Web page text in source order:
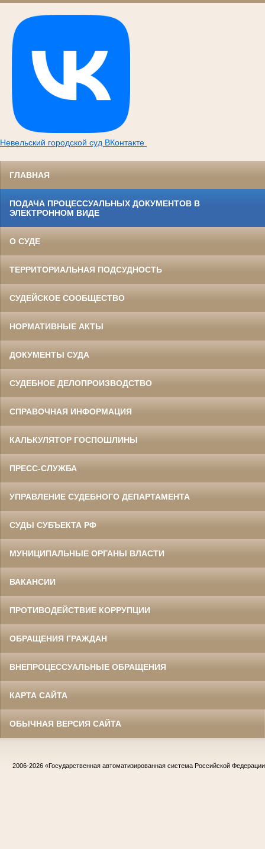
Невельский городской суд ВКонтакте
ГЛАВНАЯ
ПОДАЧА ПРОЦЕССУАЛЬНЫХ ДОКУМЕНТОВ В
ЭЛЕКТРОННОМ ВИДЕ
О СУДЕ
ТЕРРИТОРИАЛЬНАЯ ПОДСУДНОСТЬ
СУДЕЙСКОЕ СООБЩЕСТВО
НОРМАТИВНЫЕ АКТЫ
ДОКУМЕНТЫ СУДА
СУДЕБНОЕ ДЕЛОПРОИЗВОДСТВО
СПРАВОЧНАЯ ИНФОРМАЦИЯ
КАЛЬКУЛЯТОР ГОСПОШЛИНЫ
ПРЕСС-СЛУЖБА
УПРАВЛЕНИЕ СУДЕБНОГО ДЕПАРТАМЕНТА
СУДЫ СУБЪЕКТА РФ
МУНИЦИПАЛЬНЫЕ ОРГАНЫ ВЛАСТИ
ВАКАНСИИ
ПРОТИВОДЕЙСТВИЕ КОРРУПЦИИ
ОБРАЩЕНИЯ ГРАЖДАН
ВНЕПРОЦЕССУАЛЬНЫЕ ОБРАЩЕНИЯ
КАРТА САЙТА
ОБЫЧНАЯ ВЕРСИЯ САЙТА
2006-2026 «Государственная автоматизированная система Российской